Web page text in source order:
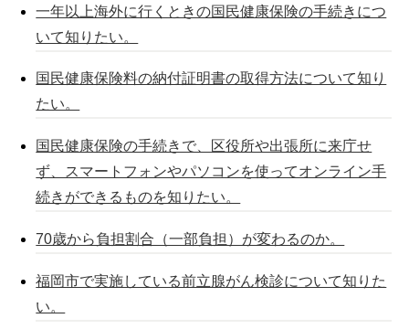
一年以上海外に行くときの国民健康保険の手続きにつ
いて知りたい。
国民健康保険料の納付証明書の取得方法について知り
たい。
国民健康保険の手続きで、区役所や出張所に来庁せ
ず、スマートフォンやパソコンを使ってオンライン手
続きができるものを知りたい。
70歳から負担割合（一部負担）が変わるのか。
福岡市で実施している前立腺がん検診について知りた
い。